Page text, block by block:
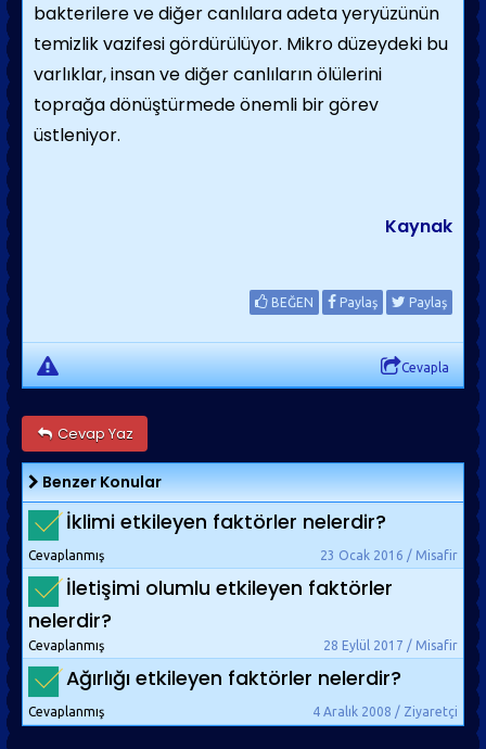
bakterilere ve diğer canlılara adeta yeryüzünün
temizlik vazifesi gördürülüyor. Mikro düzeydeki bu
varlıklar, insan ve diğer canlıların ölülerini
toprağa dönüştürmede önemli bir görev
üstleniyor.
Kaynak
BEĞEN Paylaş Paylaş
Cevapla
Cevap Yaz
Benzer Konular
İklimi etkileyen faktörler nelerdir?
23 Ocak 2016 / Misafir
Cevaplanmış
İletişimi olumlu etkileyen faktörler
nelerdir?
28 Eylül 2017 / Misafir
Cevaplanmış
Ağırlığı etkileyen faktörler nelerdir?
4 Aralık 2008 / Ziyaretçi
Cevaplanmış